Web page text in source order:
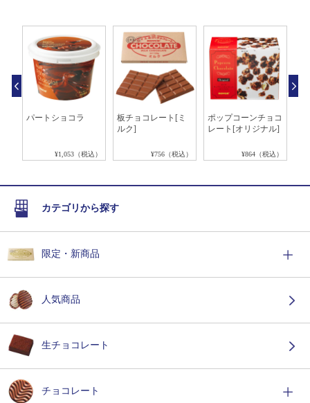
パートショコラ
¥1,053（税込）
板チョコレート[ミ
ルク]
¥756（税込）
ポップコーンチョコ
レート[オリジナル]
¥864（税込）
カテゴリから探す
限定・新商品
人気商品
生チョコレート
チョコレート